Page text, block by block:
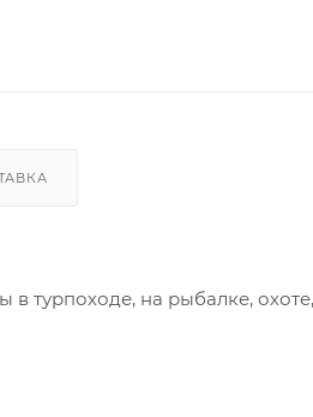
на рыбалке, охоте,